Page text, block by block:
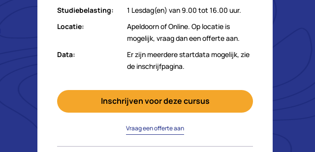
Studiebelasting:
1 Lesdag(en) van 9.00 tot 16.00 uur.
Locatie:
Apeldoorn of Online. Op locatie is
mogelijk, vraag dan een offerte aan.
Data:
Er zijn meerdere startdata mogelijk, zie
de inschrijfpagina.
Inschrijven voor deze cursus
Vraag een offerte aan